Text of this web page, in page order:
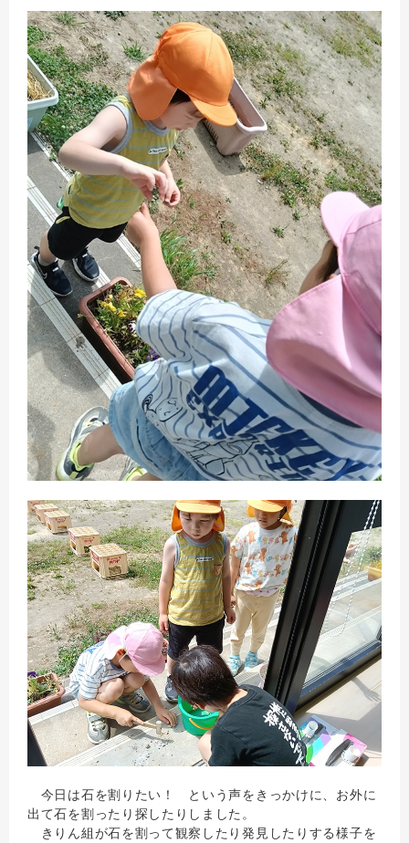
今日は石を割りたい！ という声をきっかけに、お外に
出て石を割ったり探したりしました。
きりん組が石を割って観察したり発見したりする様子を